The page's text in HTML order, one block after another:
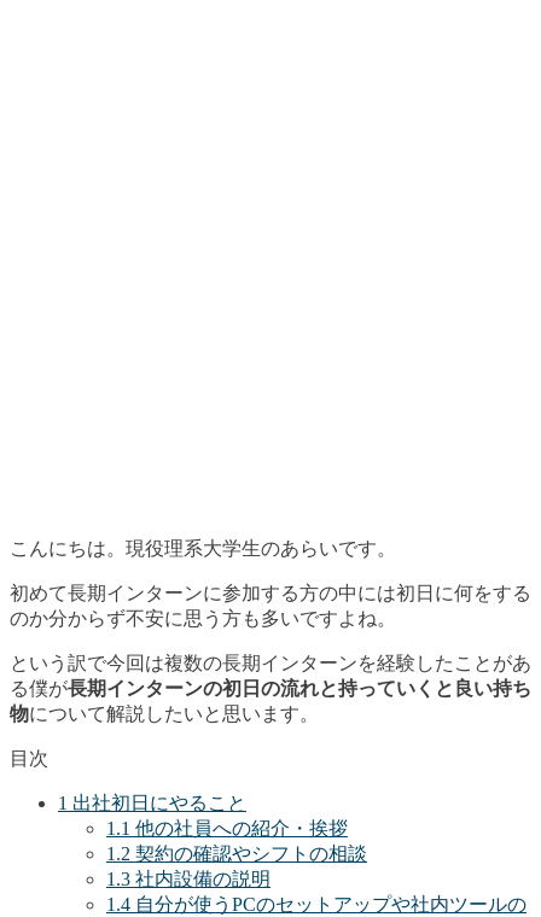
こんにちは。現役理系大学生のあらいです。
初めて長期インターンに参加する方の中には初日に何をする
のか分からず不安に思う方も多いですよね。
という訳で今回は複数の長期インターンを経験したことがあ
る僕が長期インターンの初日の流れと持っていくと良い持ち
物について解説したいと思います。
目次
1 出社初日にやること
1.1 他の社員への紹介・挨拶
1.2 契約の確認やシフトの相談
1.3 社内設備の説明
1.4 自分が使うPCのセットアップや社内ツールの